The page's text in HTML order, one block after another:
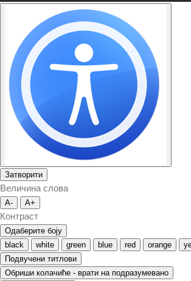
Затворити
Величина слова
A- A+
Контраст
Одаберите боју
black
white green blue red orange
Подвучени титлови
Обриши колачиће - врати на подразумевано